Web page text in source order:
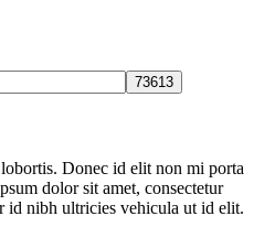
lobortis. Donec id elit non mi porta
dolor sit amet, consectetur
nibh ultricies vehicula ut id elit.